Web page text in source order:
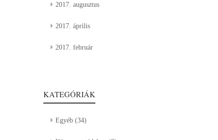
2017. augusztus
2017. április
2017. február
KATEGÓRIÁK
Egyéb (34)